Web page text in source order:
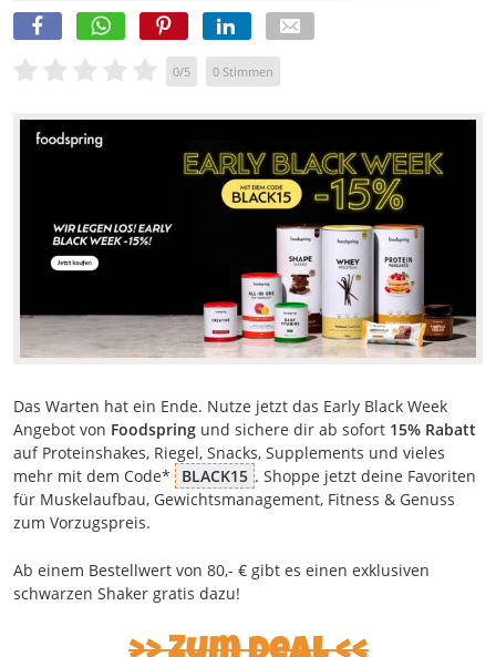
0/5 0 Stimmen
Das Warten hat ein Ende. Nutze jetzt das Early Black Week
Angebot von Foodspring und sichere dir ab sofort 15% Rabatt
auf Proteinshakes, Riegel, Snacks, Supplements und vieles
mehr mit dem Code*
BLACK15 . Shoppe jetzt deine Favoriten
für Muskelaufbau, Gewichtsmanagement, Fitness & Genuss
zum Vorzugspreis.
Ab einem Bestellwert von 80,- € gibt es einen exklusiven
schwarzen Shaker gratis dazu!